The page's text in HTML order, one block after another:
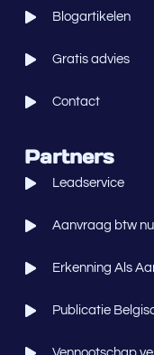
Blogartikelen
Gratis advies
Contact
Partners
Leadservice
Aanvraag btw
Erkenning Als
Publicatie